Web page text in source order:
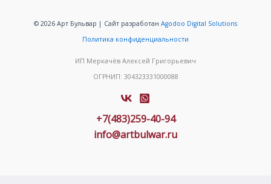
© 2026 Арт Бульвар | Сайт разработан Agodoo Digital Solutions
Политика конфиденциальности
ИП Меркачёв Алексей Григорьевич
ОГРНИП: 304323331000088
+7(483)259-40-94
info@artbulwar.ru